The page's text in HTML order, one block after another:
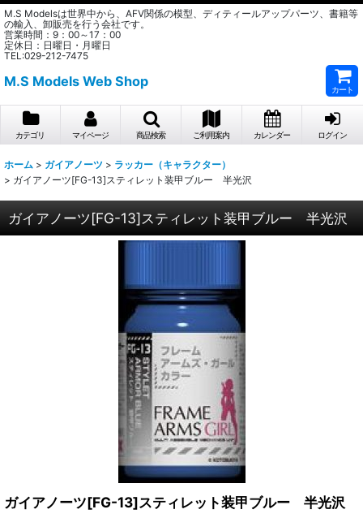
M.S Modelsは世界中から、AFV関係の模型、ディティールアップパーツ、書籍等
の輸入、卸販売を行う会社です。
営業時間：9：00～17：00
定休日：日曜日・月曜日
TEL:029-212-7475
M.S Models Web Shop
カート
カテゴリ マイページ 商品検索 ご利用案内 カレンダー ログイン
ホーム > ガイアノーツ > ラッカー（キャラクター）
> ガイアノーツ[FG-13]スティレット装甲ブルー 半光沢
ガイアノーツ[FG-13]スティレット装甲ブルー 半光沢
ガイアノーツ[FG-13]スティレット装甲ブルー 半光沢